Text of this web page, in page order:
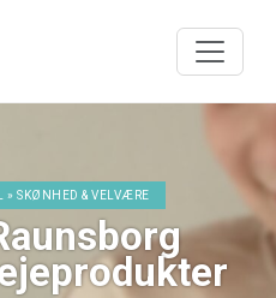
» SKØNHED & VELVÆRE